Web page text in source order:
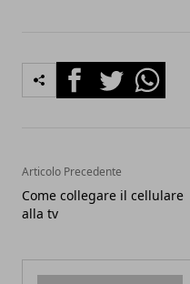
FacebookTwitterWhatsapp
Articolo Precedente
Come collegare il cellulare
alla tv